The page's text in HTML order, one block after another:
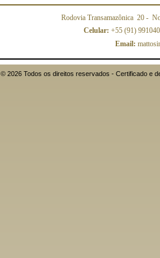
Rodovia Transamazônica 20 -
Celular: +55 (91)
Email:
© 2026 Todos os direitos reservados - Certificado e